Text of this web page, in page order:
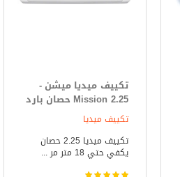
تكييف ميديا ميشن -
Mission 2.25 حصان بارد
فقط
تكييف ميديا
تكييف ميديا 2.25 حصان
يكفي حتي 18 متر مر ...